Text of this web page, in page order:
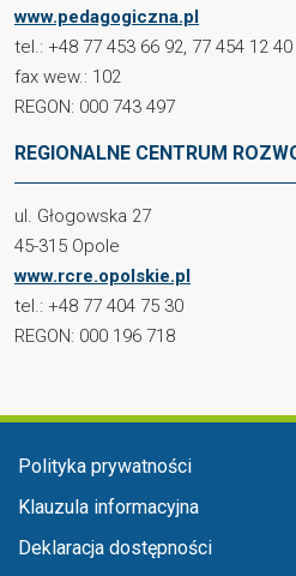
www.pedagogiczna.pl
tel.: +48 77 453 66 92, 77 454 12 40
fax wew.: 102
REGON: 000 743 497
REGIONALNE CENTRUM
ul. Głogowska 27
45-315 Opole
www.rcre.opolskie.pl
tel.: +48 77 404 75 30
REGON: 000 196 718
Menu stopka
Polityka prywatności
Klauzula informacyjna
Deklaracja dostępności